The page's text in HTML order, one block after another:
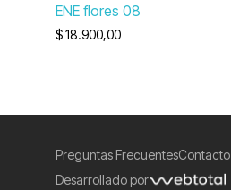
ENE flores 08
$18.900,00
Preguntas FrecuentesContacto
Desarrollado por